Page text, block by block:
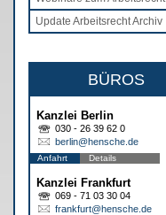
Update Arbeitsrecht Archiv
BÜROS
Kanzlei Berlin
030 - 26 39 62 0
berlin@hensche.de
Anfahrt Details
Kanzlei Frankfurt
069 - 71 03 30 04
frankfurt@hensche.de